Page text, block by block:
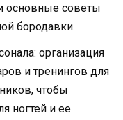
основные советы
бородавки.
организация
и тренингов для
чтобы
ногтей и ее